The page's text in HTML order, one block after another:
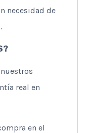
necesidad de
real en
en el